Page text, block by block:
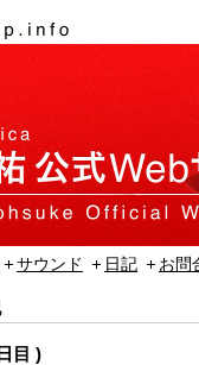
サウンド 日記 お問
目 )